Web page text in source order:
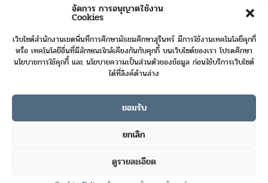
จัดการ การอนุญาตใช้งาน
Cookies
เว็บไซต์สำนักงานเขตพื้นที่การศึกษามัธยมศึกษาสุรินทร์ มีการใช้งานเทคโนโลยีคุกกี้
หรือ เทคโนโลยีอื่นที่มีลักษณะใกล้เคียงกันกับคุกกี้ บนเว็บไซต์ของเรา โปรดศึกษา
นโยบายการใช้คุกกี้ และ นโยบายความเป็นส่วนตัวของข้อมูล ก่อนใช้บริการเว็บไซต์
ได้ที่ลิงค์ด้านล่าง
ยอมรับ
ยกเลิก
ดูรายละเอียด